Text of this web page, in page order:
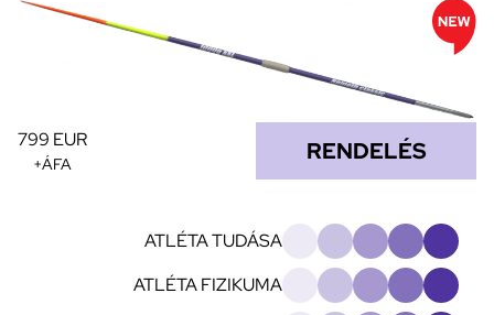
799 EUR
+ÁFA RENDELÉS
ATLÉTA TUDÁSA
ATLÉTA FIZIKUMA